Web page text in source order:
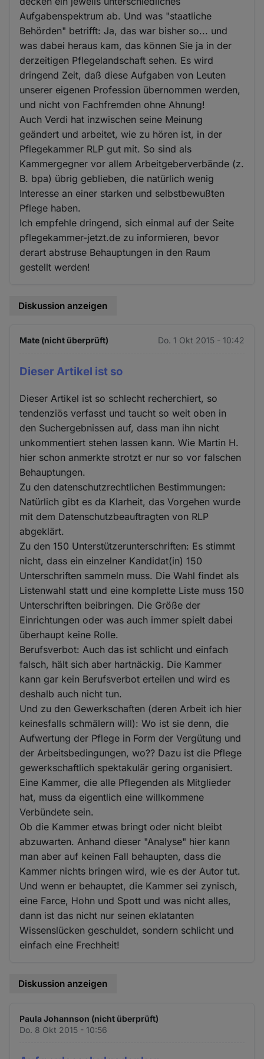
Aufgabenspektrum ab. Und was "staatliche
Behörden" betrifft: Ja, das war bisher so... und
was dabei heraus kam, das können Sie ja in der
derzeitigen Pflegelandschaft sehen. Es wird
dringend Zeit, daß diese Aufgaben von Leuten
unserer eigenen Profession übernommen werden,
und nicht von Fachfremden ohne Ahnung!
Auch Verdi hat inzwischen seine Meinung
geändert und arbeitet, wie zu hören ist, in der
Pflegekammer RLP gut mit. So sind als
Kammergegner vor allem Arbeitgeberverbände (z.
B. bpa) übrig geblieben, die natürlich wenig
Interesse an einer starken und selbstbewußten
Pflege haben.
Ich empfehle dringend, sich einmal auf der Seite
pflegekammer-jetzt.de zu informieren, bevor
derart abstruse Behauptungen in den Raum
gestellt werden!
Diskussion anzeigen
Mate (nicht überprüft) Do. 1 Okt 2015 - 10:42
Dieser Artikel ist so
Dieser Artikel ist so schlecht recherchiert, so
tendenziös verfasst und taucht so weit oben in
den Suchergebnissen auf, dass man ihn nicht
unkommentiert stehen lassen kann. Wie Martin H.
hier schon anmerkte strotzt er nur so vor falschen
Behauptungen.
Zu den datenschutzrechtlichen Bestimmungen:
Natürlich gibt es da Klarheit, das Vorgehen wurde
mit dem Datenschutzbeauftragten von RLP
abgeklärt.
Zu den 150 Unterstützerunterschriften: Es stimmt
nicht, dass ein einzelner Kandidat(in) 150
Unterschriften sammeln muss. Die Wahl findet als
Listenwahl statt und eine komplette Liste muss 150
Unterschriften beibringen. Die Größe der
Einrichtungen oder was auch immer spielt dabei
überhaupt keine Rolle.
Berufsverbot: Auch das ist schlicht und einfach
falsch, hält sich aber hartnäckig. Die Kammer
kann gar kein Berufsverbot erteilen und wird es
deshalb auch nicht tun.
Und zu den Gewerkschaften (deren Arbeit ich hier
keinesfalls schmälern will): Wo ist sie denn, die
Aufwertung der Pflege in Form der Vergütung und
der Arbeitsbedingungen, wo?? Dazu ist die Pflege
gewerkschaftlich spektakulär gering organisiert.
Eine Kammer, die alle Pflegenden als Mitglieder
hat, muss da eigentlich eine willkommene
Verbündete sein.
Ob die Kammer etwas bringt oder nicht bleibt
abzuwarten. Anhand dieser "Analyse" hier kann
man aber auf keinen Fall behaupten, dass die
Kammer nichts bringen wird, wie es der Autor tut.
Und wenn er behauptet, die Kammer sei zynisch,
eine Farce, Hohn und Spott und was nicht alles,
dann ist das nicht nur seinen eklatanten
Wissenslücken geschuldet, sondern schlicht und
einfach eine Frechheit!
Diskussion anzeigen
Paula Johannson (nicht überprüft)
Do. 8 Okt 2015 - 10:56